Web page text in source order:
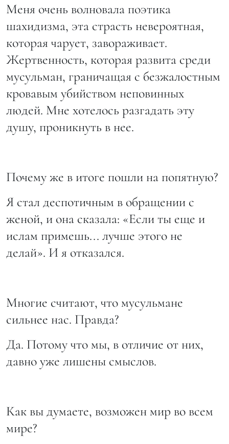
Меня очень волновала поэтика
шахидизма, эта страсть невероятная,
которая чарует, завораживает.
Жертвенность, которая развита среди
мусульман, граничащая с безжалостным
кровавым убийством неповинных
людей. Мне хотелось разгадать эту
душу, проникнуть в нее.
Почему же в итоге пошли на попятную?
Я стал деспотичным в обращении с
женой, и она сказала: «Если ты еще и
ислам примешь... лучше этого не
делай». И я отказался.
Многие считают, что мусульмане
сильнее нас. Правда?
Да. Потому что мы, в отличие от них,
давно уже лишены смыслов.
Как вы думаете, возможен мир во всем
мире?